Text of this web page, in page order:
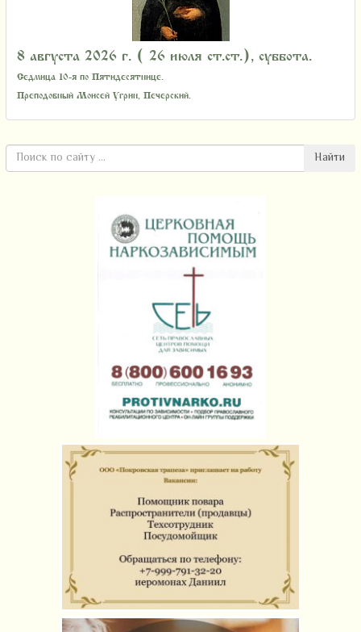
8 августа 2026 г. ( 26 июля ст.ст.), суббота.
Седмица 10-я по Пятидесятнице.
Преподобный Моисей Угрин, Печерский.
Найти